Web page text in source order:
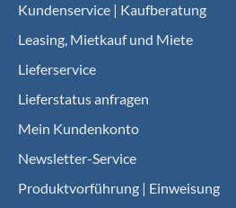
Kundenservice | Kaufberatung
Leasing, Mietkauf und Miete
Lieferservice
Lieferstatus anfragen
Mein Kundenkonto
Newsletter-Service
Produktvorführung | Einweisung